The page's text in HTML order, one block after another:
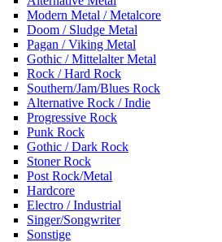
Modern Metal / Metalcore
Doom / Sludge Metal
Pagan / Viking Metal
Gothic / Mittelalter Metal
Rock / Hard Rock
Southern/Jam/Blues Rock
Alternative Rock / Indie
Progressive Rock
Punk Rock
Gothic / Dark Rock
Stoner Rock
Post Rock/Metal
Hardcore
Electro / Industrial
Singer/Songwriter
Sonstige